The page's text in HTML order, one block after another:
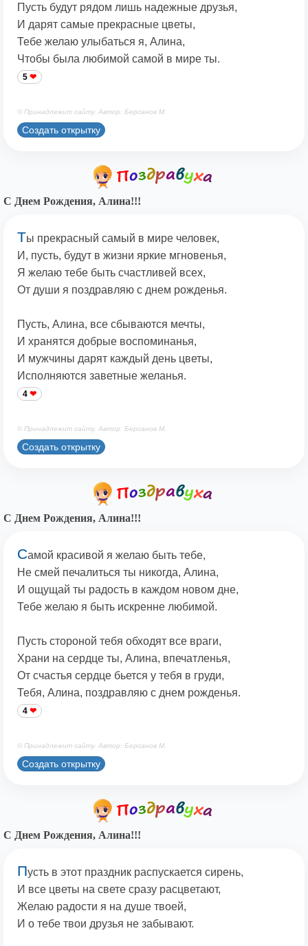
Пусть будут рядом лишь надежные друзья,
И дарят самые прекрасные цветы,
Тебе желаю улыбаться я, Алина,
Чтобы была любимой самой в мире ты.
5
© Принадлежит сайту. Автор: Берсанов М.
Создать открытку
С Днем Рождения, Алина!!!
Ты прекрасный самый в мире человек,
И, пусть, будут в жизни яркие мгновенья,
Я желаю тебе быть счастливей всех,
От души я поздравляю с днем рожденья.
Пусть, Алина, все сбываются мечты,
И хранятся добрые воспоминанья,
И мужчины дарят каждый день цветы,
Исполняются заветные желанья.
4
© Принадлежит сайту. Автор: Берсанов М.
Создать открытку
С Днем Рождения, Алина!!!
Самой красивой я желаю быть тебе,
Не смей печалиться ты никогда, Алина,
И ощущай ты радость в каждом новом дне,
Тебе желаю я быть искренне любимой.
Пусть стороной тебя обходят все враги,
Храни на сердце ты, Алина, впечатленья,
От счастья сердце бьется у тебя в груди,
Тебя, Алина, поздравляю с днем рожденья.
4
© Принадлежит сайту. Автор: Берсанов М.
Создать открытку
С Днем Рождения, Алина!!!
Пусть в этот праздник распускается сирень,
И все цветы на свете сразу расцветают,
Желаю радости я на душе твоей,
И о тебе твои друзья не забывают.